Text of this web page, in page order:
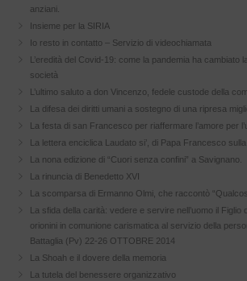
anziani.
Insieme per la SIRIA
Io resto in contatto – Servizio di videochiamata
L’eredità del Covid-19: come la pandemia ha cambiato
società
L’ultimo saluto a don Vincenzo, fedele custode della
La difesa dei diritti umani a sostegno di una ripresa
La festa di san Francesco per riaffermare l’amore per
La lettera enciclica Laudato si’, di Papa Francesco
La nona edizione di “Cuori senza confini” a Savignano.
La rinuncia di Benedetto XVI
La scomparsa di Ermanno Olmi, che raccontò
La sfida della carità: vedere e servire nell’uomo il Figlio
orionini in comunione carismatica al servizio della
Battaglia (Pv) 22-26 OTTOBRE 2014
La Shoah e il dovere della memoria
La tutela del benessere organizzativo